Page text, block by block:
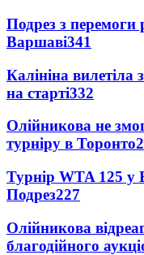
Подрез з перемоги
Варшаві341
Калініна
на старті332
Олійникова не
турніру в Торонто
Турнір WTA 125 у
Подрез227
Олійникова
благодійного